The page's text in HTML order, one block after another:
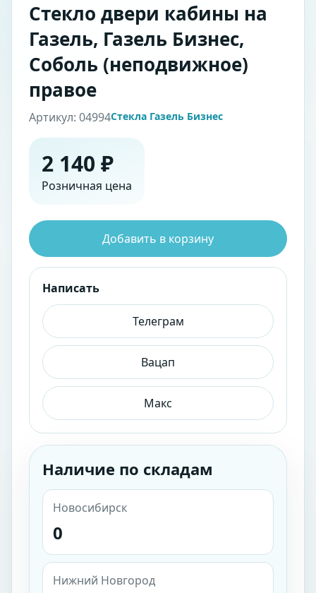
Стекло двери кабины на
Газель, Газель Бизнес,
Соболь (неподвижное)
правое
Артикул: 04994Стекла Газель Бизнес
2 140 ₽
Розничная цена
Добавить в корзину
Написать
Телеграм
Вацап
Макс
Наличие по складам
Новосибирск
0
Нижний Новгород